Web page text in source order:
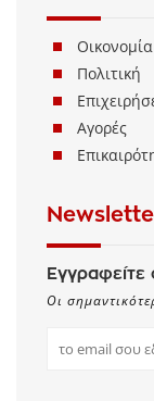
Οικονομία
Πολιτική
Αγορές
Οι